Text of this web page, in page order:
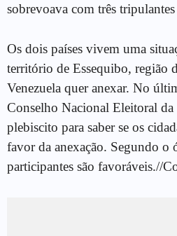
sobrevoava com três
Os dois países vivem uma
território de Essequibo, região
Venezuela quer anexar. No
Conselho Nacional Eleitoral da
plebiscito para saber se os
favor da anexação. Segundo o
participantes são favoráveis.//